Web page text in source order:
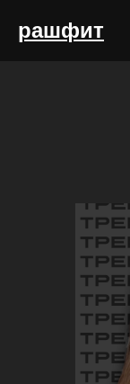
рашфит